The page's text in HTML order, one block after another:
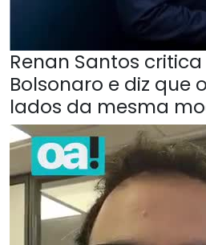
Renan Santos critica
Bolsonaro e diz que
lados da mesma